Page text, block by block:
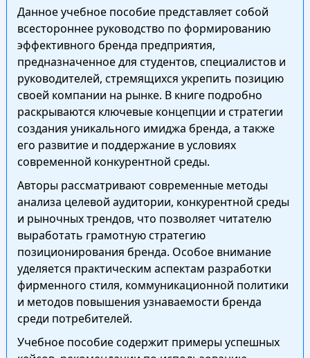
Данное учебное пособие представляет собой
всестороннее руководство по формированию
эффективного бренда предприятия,
предназначенное для студентов, специалистов и
руководителей, стремящихся укрепить позицию
своей компании на рынке. В книге подробно
раскрываются ключевые концепции и стратегии
создания уникального имиджа бренда, а также
его развитие и поддержание в условиях
современной конкурентной среды.
Авторы рассматривают современные методы
анализа целевой аудитории, конкурентной среды
и рыночных трендов, что позволяет читателю
выработать грамотную стратегию
позиционирования бренда. Особое внимание
уделяется практическим аспектам разработки
фирменного стиля, коммуникационной политики
и методов повышения узнаваемости бренда
среди потребителей.
Учебное пособие содержит примеры успешных